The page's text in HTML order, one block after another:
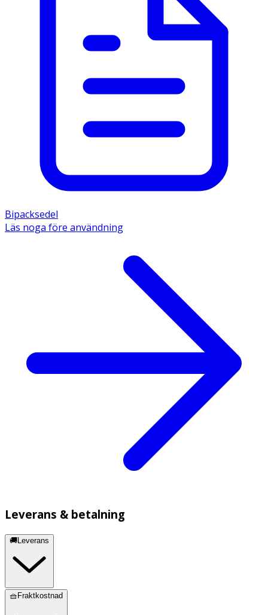
Bipacksedel
Läs noga före användning
Leverans & betalning
🚚Leverans
🧺Fraktkostnad